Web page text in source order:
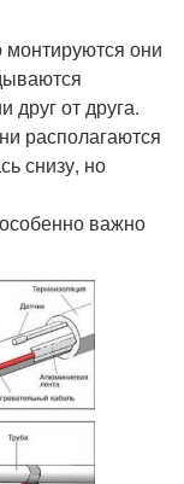
монтируются они
друг от друга.
располагаются
снизу, но
важно